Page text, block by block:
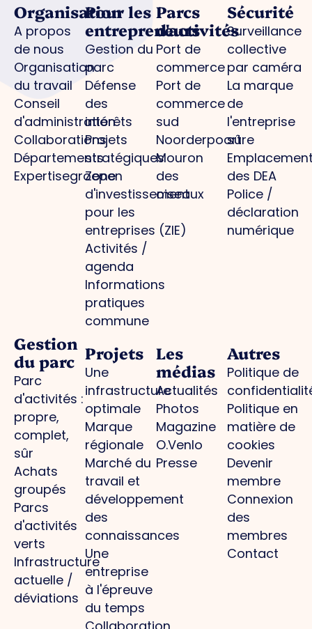
Organisation
A propos
de nous
Organisation
du travail
Conseil
d'administration
Collaborations
Départements
Expertisegroepen
Pour les
entrepreneurs
Gestion du
parc
Défense
des
intérêts
Projets
stratégiques
Zone
d'investissement
pour les
entreprises (ZIE)
Activités /
agenda
Informations
pratiques
commune
Parcs
d'activités
Port de
commerce
Port de
commerce
sud
Noorderpoort
Mouron
des
oiseaux
Sécurité
Surveillance
collective
par caméra
La marque
de
l'entreprise
sûre
des DEA
Police /
déclaration
numérique
Gestion
du parc
Parc
d'activités :
propre,
complet,
sûr
Achats
groupés
Parcs
d'activités
verts
Infrastructure
actuelle /
déviations
Projets
Une
infrastructure
optimale
Marque
régionale
Marché du
travail et
développement
des
connaissances
Une
entreprise
à l'épreuve
du temps
Les
médias
Actualités
Photos
Magazine
O.Venlo
Presse
Autres
Politique de
Politique en
matière de
cookies
Devenir
membre
Connexion
des
membres
Contact